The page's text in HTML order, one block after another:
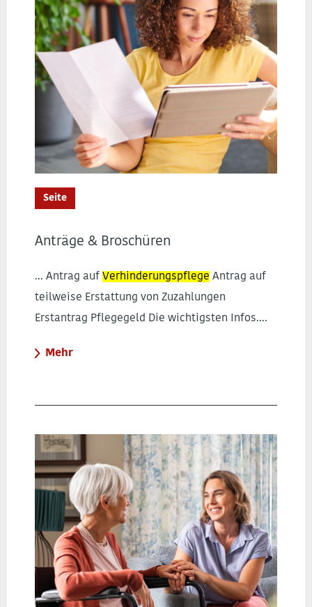
Seite
Anträge & Broschüren
... Antrag auf Verhinderungspflege Antrag auf
teilweise Erstattung von Zuzahlungen
Erstantrag Pflegegeld Die wichtigsten Infos....
Mehr